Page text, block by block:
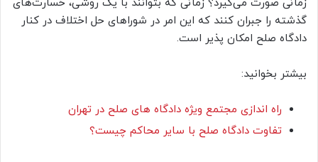
زمانی صورت می‌گیرد؟ زمانی که بتوانند با یک روشی، خسارت‌های
گذشته را جبران کنند که این امر در شوراهای حل اختلاف در کنار
دادگاه صلح امکان پذیر است.
بیشتر بخوانید:
راه اندازی مجتمع ویژه دادگاه های صلح در تهران
تفاوت دادگاه صلح با سایر محاکم چیست؟